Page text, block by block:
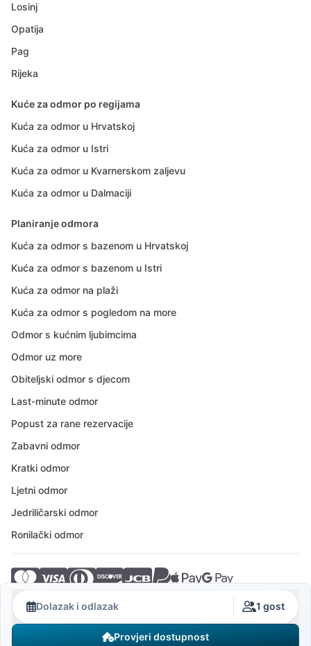
Dolazak i odlazak 1 gost
Provjeri dostupnost
Losinj
Opatija
Pag
Rijeka
Kuće za odmor po regijama
Kuća za odmor u Hrvatskoj
Kuća za odmor u Istri
Kuća za odmor u Kvarnerskom zaljevu
Kuća za odmor u Dalmaciji
Planiranje odmora
Kuća za odmor s bazenom u Hrvatskoj
Kuća za odmor s bazenom u Istri
Kuća za odmor na plaži
Kuća za odmor s pogledom na more
Odmor s kućnim ljubimcima
Odmor uz more
Obiteljski odmor s djecom
Last-minute odmor
Popust za rane rezervacije
Zabavni odmor
Kratki odmor
Ljetni odmor
Jedriličarski odmor
Ronilački odmor
© 2026 Crovillas GmbH